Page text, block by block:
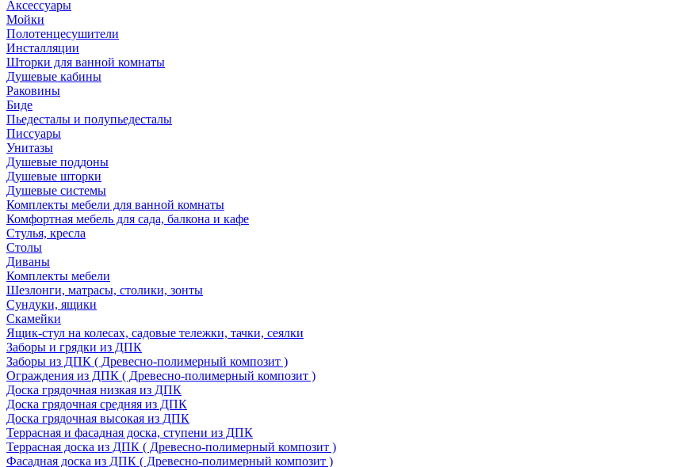
Аксессуары
Мойки
Полотенцесушители
Инсталляции
Шторки для ванной комнаты
Душевые кабины
Раковины
Биде
Пьедесталы и полупьедесталы
Писсуары
Унитазы
Душевые поддоны
Душевые шторки
Душевые системы
Комплекты мебели для ванной комнаты
Комфортная мебель для сада, балкона и кафе
Стулья, кресла
Столы
Диваны
Комплекты мебели
Шезлонги, матрасы, столики, зонты
Сундуки, ящики
Скамейки
Ящик-стул на колесах, садовые тележки, тачки, сеялки
Заборы и грядки из ДПК
Заборы из ДПК ( Древесно-полимерный композит )
Ограждения из ДПК ( Древесно-полимерный композит )
Доска грядочная низкая из ДПК
Доска грядочная средняя из ДПК
Доска грядочная высокая из ДПК
Террасная и фасадная доска, ступени из ДПК
Террасная доска из ДПК ( Древесно-полимерный композит )
Фасадная доска из ДПК ( Древесно-полимерный композит )